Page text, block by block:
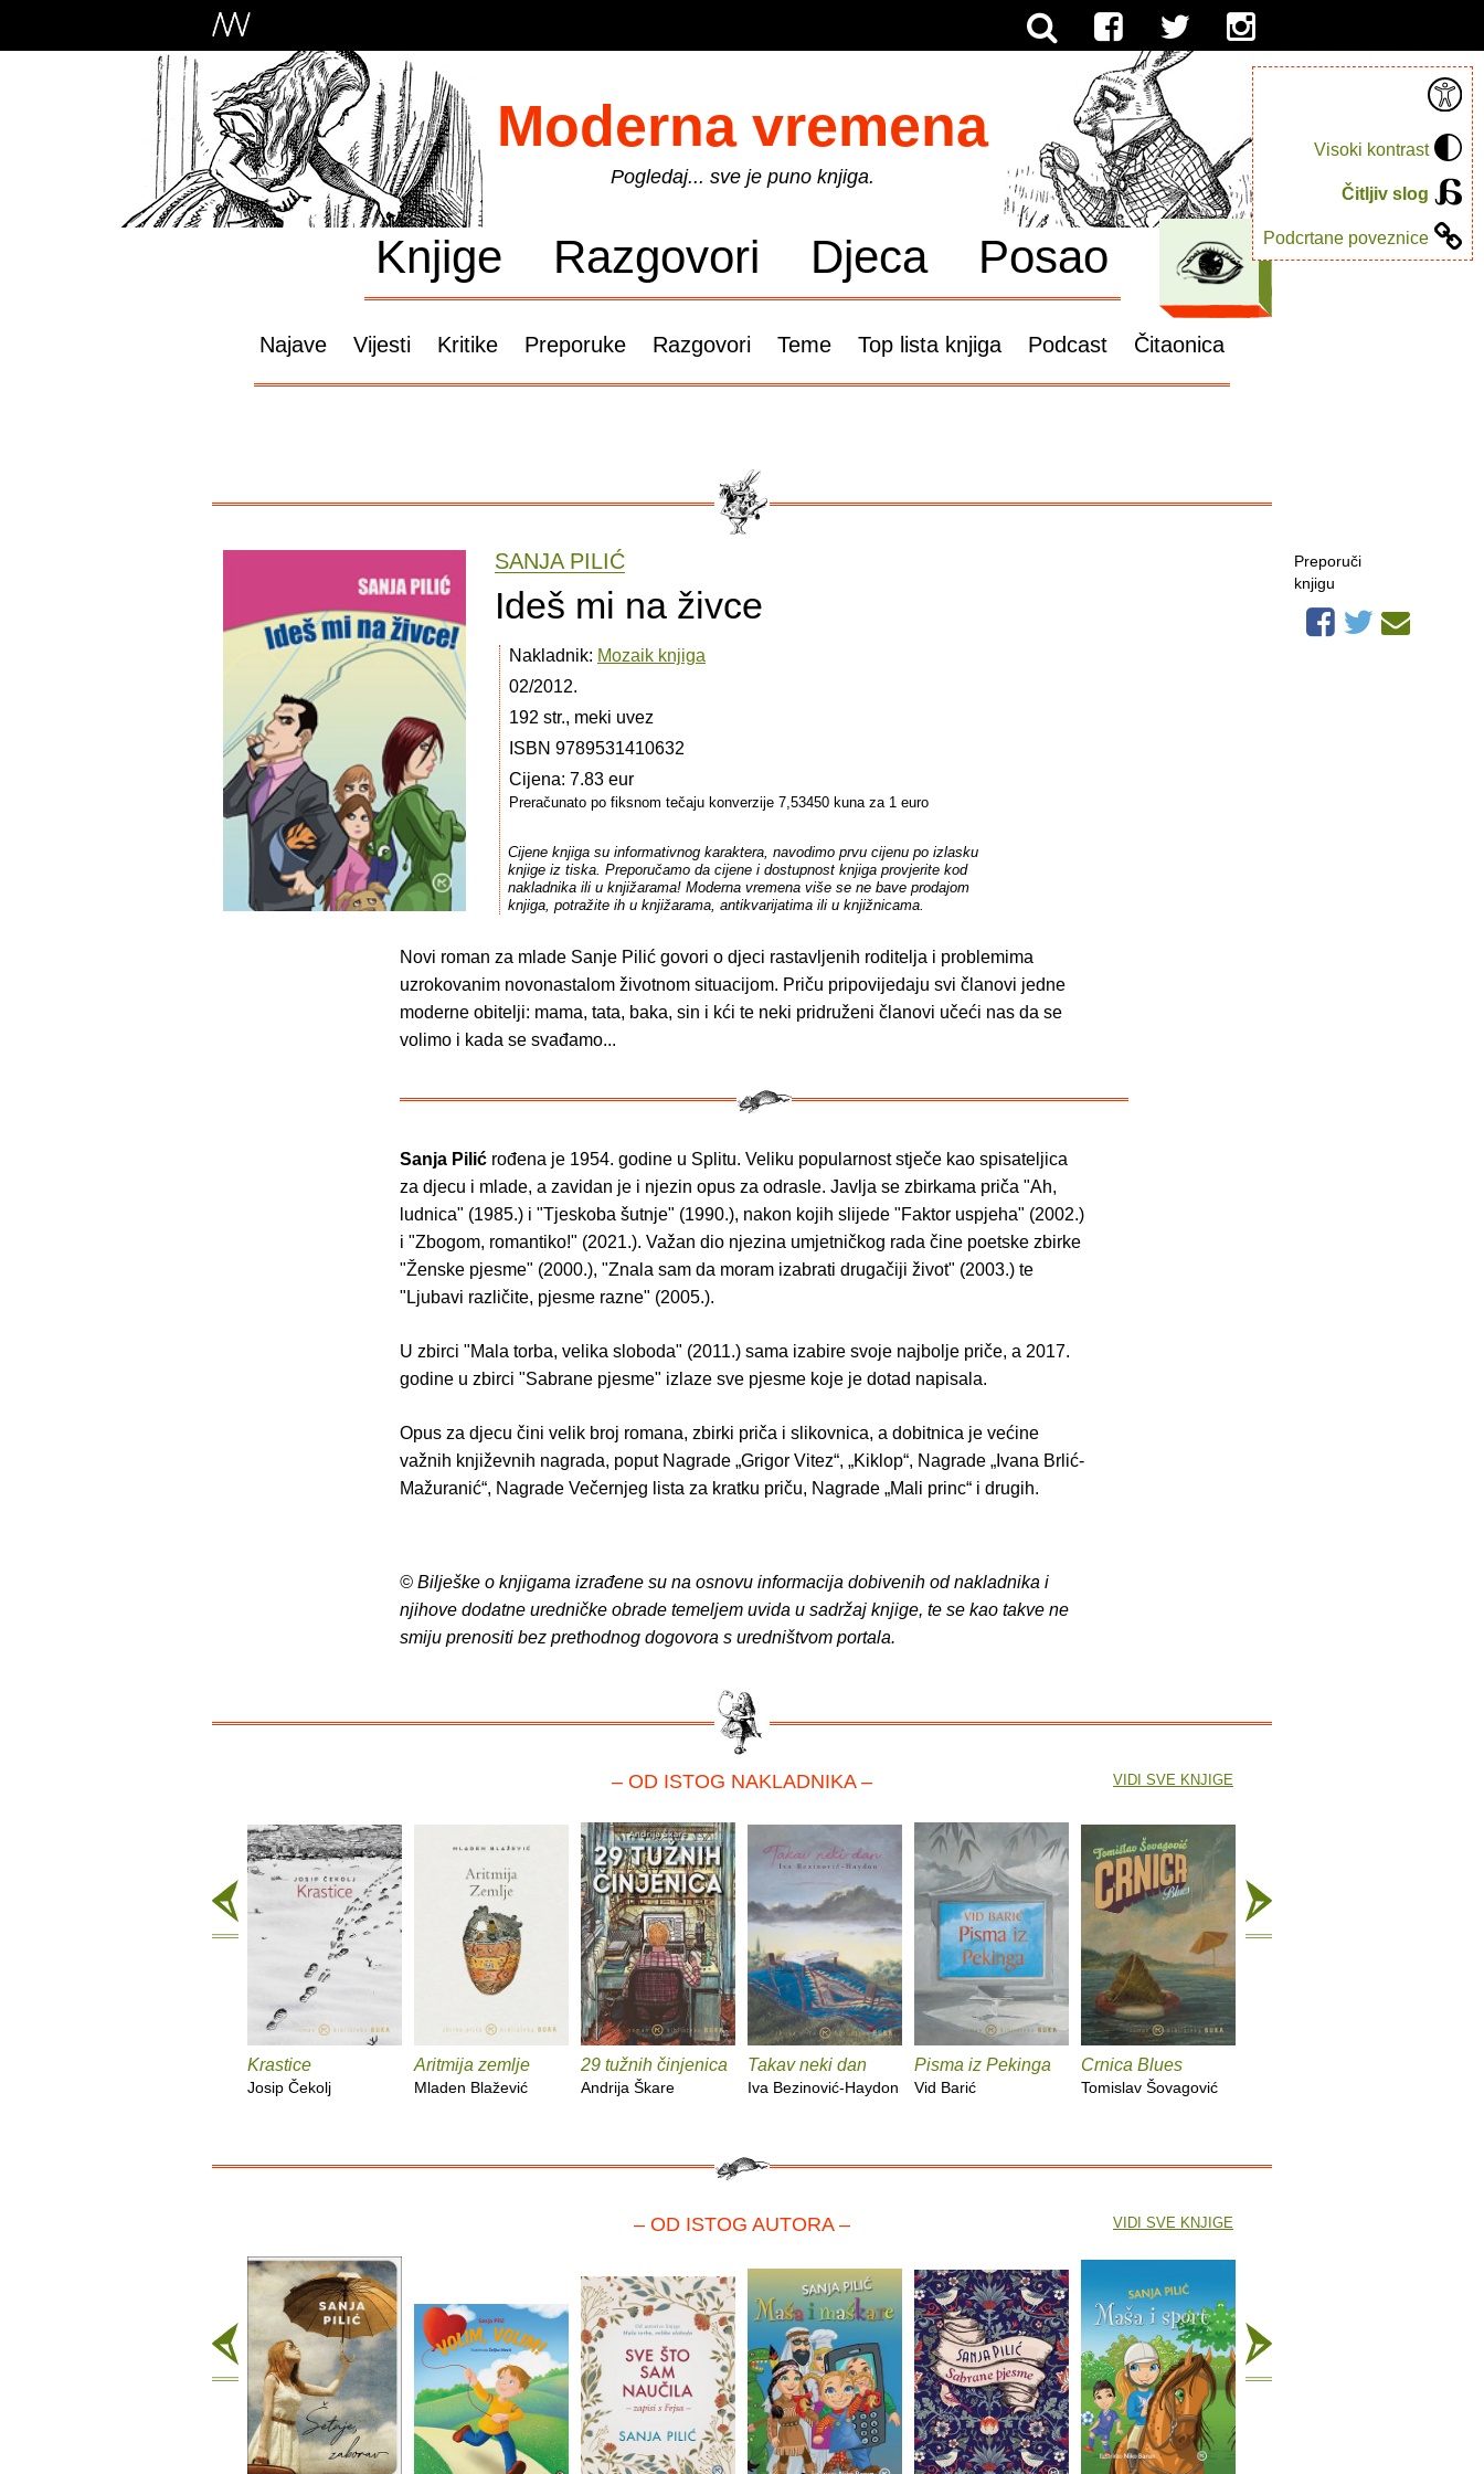
Visoki kontrast
Čitljiv slog
Podcrtane poveznice
Moderna vremena
Pogledaj... sve je puno knjiga.
Knjige Razgovori Djeca Posao
Najave Vijesti Kritike Preporuke Razgovori Teme Top lista knjiga Podcast Čitaonica
SANJA PILIĆ
Ideš mi na živce
Nakladnik: Mozaik knjiga
02/2012.
192 str., meki uvez
ISBN 9789531410632
Cijena: 7.83 eur
Preračunato po fiksnom tečaju konverzije 7,53450 kuna za 1 euro
Cijene knjiga su informativnog karaktera, navodimo prvu cijenu po izlasku
knjige iz tiska. Preporučamo da cijene i dostupnost knjiga provjerite kod
nakladnika ili u knjižarama! Moderna vremena više se ne bave prodajom
knjiga, potražite ih u knjižarama, antikvarijatima ili u knjižnicama.
Novi roman za mlade Sanje Pilić govori o djeci rastavljenih roditelja i problemima
uzrokovanim novonastalom životnom situacijom. Priču pripovijedaju svi članovi jedne
moderne obitelji: mama, tata, baka, sin i kći te neki pridruženi članovi učeći nas da se
volimo i kada se svađamo...
Sanja Pilić rođena je 1954. godine u Splitu. Veliku popularnost stječe kao spisateljica
za djecu i mlade, a zavidan je i njezin opus za odrasle. Javlja se zbirkama priča "Ah,
ludnica" (1985.) i "Tjeskoba šutnje" (1990.), nakon kojih slijede "Faktor uspjeha" (2002.)
i "Zbogom, romantiko!" (2021.). Važan dio njezina umjetničkog rada čine poetske zbirke
"Ženske pjesme" (2000.), "Znala sam da moram izabrati drugačiji život" (2003.) te
"Ljubavi različite, pjesme razne" (2005.).
U zbirci "Mala torba, velika sloboda" (2011.) sama izabire svoje najbolje priče, a 2017.
godine u zbirci "Sabrane pjesme" izlaze sve pjesme koje je dotad napisala.
Opus za djecu čini velik broj romana, zbirki priča i slikovnica, a dobitnica je većine
važnih književnih nagrada, poput Nagrade „Grigor Vitez“, „Kiklop“, Nagrade „Ivana Brlić-
Mažuranić“, Nagrade Večernjeg lista za kratku priču, Nagrade „Mali princ“ i drugih.
© Bilješke o knjigama izrađene su na osnovu informacija dobivenih od nakladnika i
njihove dodatne uredničke obrade temeljem uvida u sadržaj knjige, te se kao takve ne
smiju prenositi bez prethodnog dogovora s uredništvom portala.
Preporuči
knjigu
– OD ISTOG NAKLADNIKA –
Krastice
Josip Čekolj
Aritmija zemlje
Mladen Blažević
29 tužnih činjenica
Andrija Škare
Takav neki dan
Iva Bezinović-Haydon
Pisma iz Pekinga
Vid Barić
Crnica Blues
Tomislav Šovagović
VIDI SVE KNJIGE
– OD ISTOG AUTORA – VIDI SVE KNJIGE